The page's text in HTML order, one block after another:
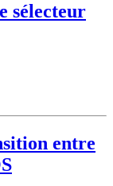
sélecteur
entre